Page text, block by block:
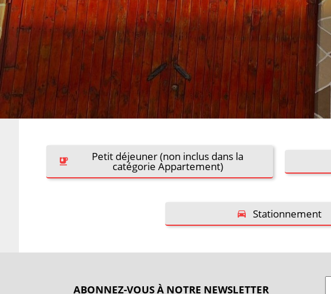
Petit déjeuner (non inclus dans la
catégorie Appartement)
Stationnement
ABONNEZ-VOUS À NOTRE NEWSLETTER